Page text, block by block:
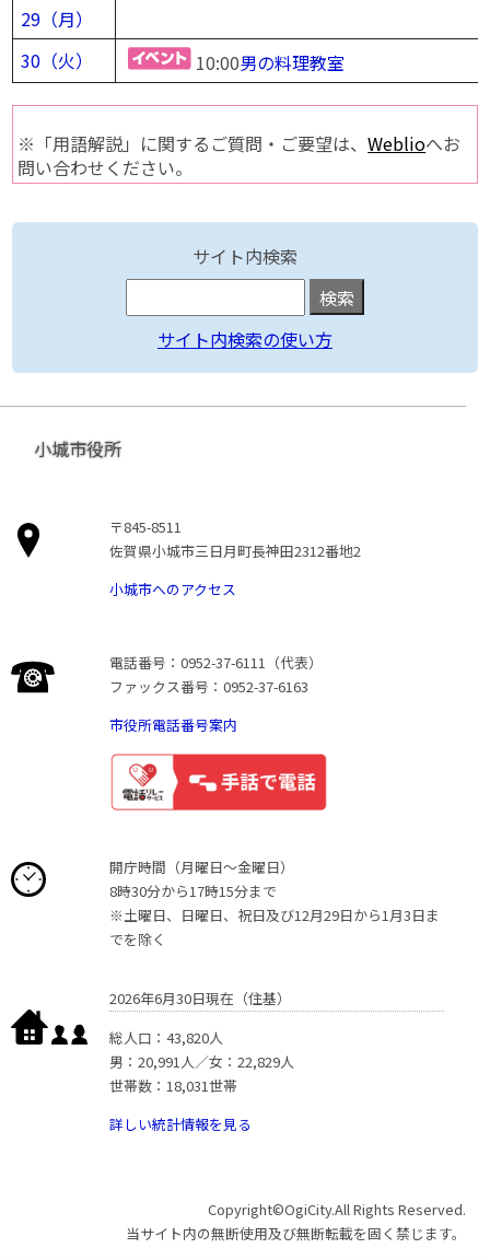
29（月）
30（火）
10:00男の料理教室
※「用語解説」に関するご質問・ご要望は、Weblioへお
問い合わせください。
サイト内検索
サイト内検索の使い方
小城市役所
〒845-8511
佐賀県小城市三日月町長神田2312番地2
小城市へのアクセス
電話番号：0952-37-6111（代表）
ファックス番号：0952-37-6163
市役所電話番号案内
開庁時間（月曜日〜金曜日）
8時30分から17時15分まで
※土曜日、日曜日、祝日及び12月29日から1月3日ま
でを除く
2026年6月30日現在（住基）
総人口：43,820人
男：20,991人／女：22,829人
世帯数：18,031世帯
詳しい統計情報を見る
Copyright©OgiCity.All Rights Reserved.
当サイト内の無断使用及び無断転載を固く禁じます。